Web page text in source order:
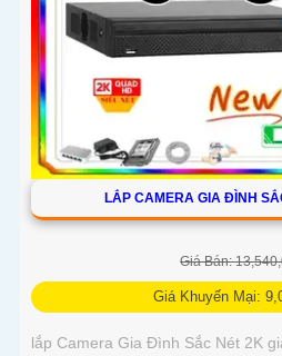
LẮP CAMERA GIA ĐÌNH
Giá Bán:
Giá Khuyến Mại:
lắp Camera Gia Đình Sắc Nét 2K